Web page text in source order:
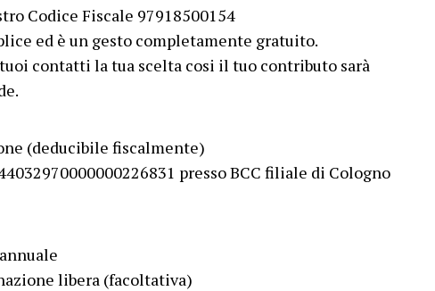
Codice Fiscale 97918500154
ed è un gesto completamente gratuito.
contatti la tua scelta cosi il tuo contributo sarà
(deducibile fiscalmente)
presso BCC filiale di Cologno
libera (facoltativa)